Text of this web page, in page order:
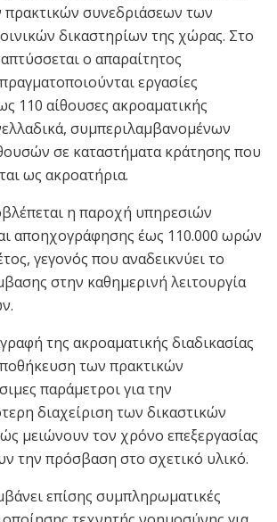
πρακτικών συνεδριάσεων των
δικαστηρίων της χώρας. Στο
ο απαραίτητος
εργασίες
110 αίθουσες ακροαματικής
συμπεριλαμβανομένων
σε καταστήματα κράτησης που
ως ακροατήρια.
η παροχή υπηρεσιών
αποηχογράφησης έως 110.000 ωρών
γεγονός που αναδεικνύει το
στην καθημερινή λειτουργία
της ακροαματικής διαδικασίας
των πρακτικών
παράμετροι για την
διαχείριση των δικαστικών
μειώνουν τον χρόνο επεξεργασίας
την πρόσβαση στο σχετικό υλικό.
επίσης συμπληρωματικές